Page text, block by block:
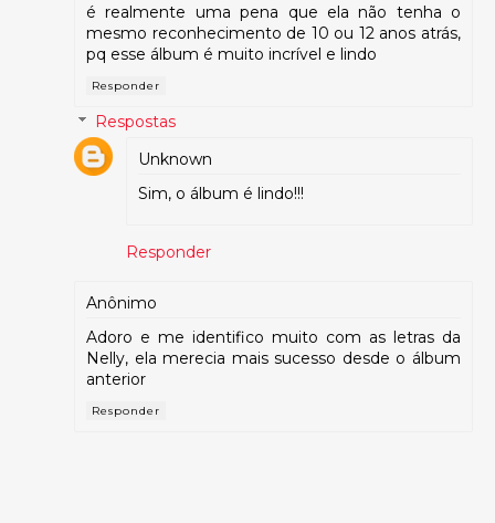
é realmente uma pena que ela não tenha o
mesmo reconhecimento de 10 ou 12 anos atrás,
pq esse álbum é muito incrível e lindo
Responder
Respostas
Unknown
Sim, o álbum é lindo!!!
Responder
Anônimo
Adoro e me identifico muito com as letras da
Nelly, ela merecia mais sucesso desde o álbum
anterior
Responder